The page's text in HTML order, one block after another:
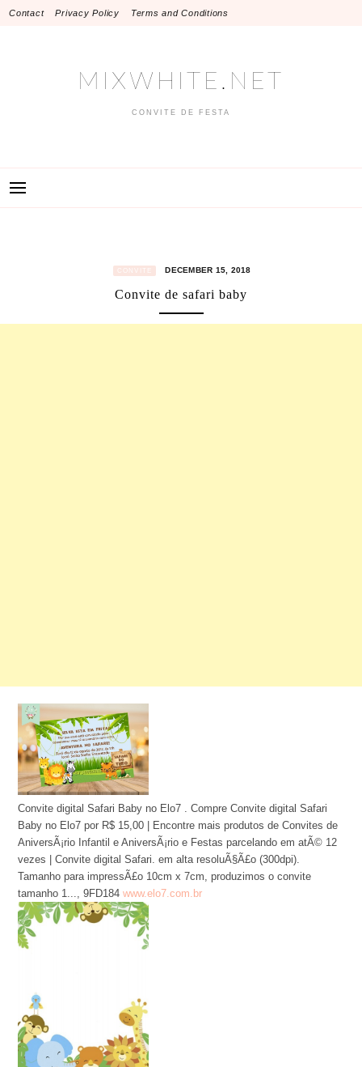
SkipContact Privacy Policy Terms and Conditions
MIXWHITE.NET
CONVITE DE FESTA
CONVITE DECEMBER 15, 2018
Convite de safari baby
Convite digital Safari Baby no Elo7 . Compre Convite digital Safari
Baby no Elo7 por R$ 15,00 | Encontre mais produtos de Convites de
AniversÃ¡rio Infantil e AniversÃ¡rio e Festas parcelando em atÃ© 12
vezes | Convite digital Safari. em alta resoluÃ§Ã£o (300dpi).
Tamanho para impressÃ£o 10cm x 7cm, produzimos o convite
tamanho 1..., 9FD184 www.elo7.com.br